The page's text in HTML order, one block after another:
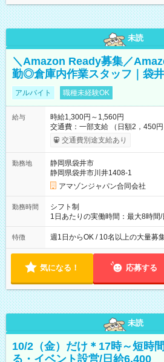
未読
＼Amazon Ready募集／
勤◎倉庫内作業スタッフ｜袋
アルバイト 職種未経験OK
給与
時給1,300円～1,560円
交通費：一部支給 （日額2，450
実費支給） ※22:00～翌5:00までは時給25%UP！ ■給与前払い
制度あり ※前払い額の上限あり、
交通費別途支給あり
勤務地
静岡県袋井市
静岡県袋井市川井1408-1
アマゾンジャパン合同会社
勤務時間
シフト制
1日あたりの実働時間：最大8時間/
社後、就業可能シフトをご確認の
特徴 週1日からOK / 10名以上の大量募
気になる！ 応募する
未読
10/2（金）だけ＊17時～短時
る・イベント設営/日給6,400